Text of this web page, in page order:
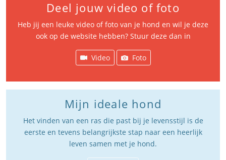
Deel jouw video of foto
Heb jij een leuke video of foto van je hond en wil je deze
ook op de website hebben? Stuur deze dan in
Video Foto
Mijn ideale hond
Het vinden van een ras die past bij je levensstijl is de
eerste en tevens belangrijkste stap naar een heerlijk
leven samen met je hond.